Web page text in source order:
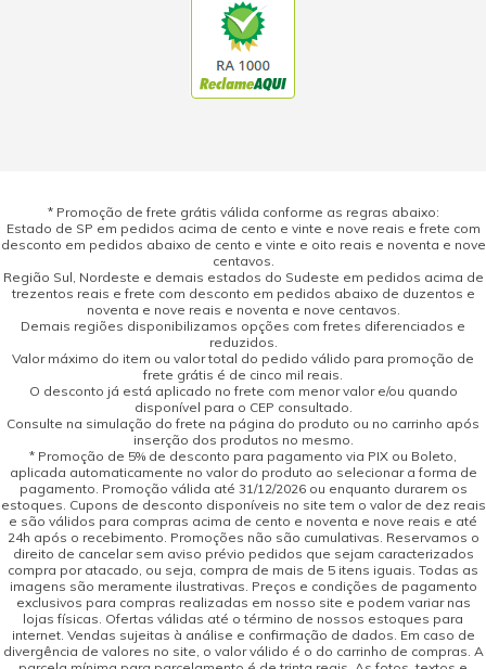
* Promoção de frete grátis válida conforme as regras abaixo:
Estado de SP em pedidos acima de cento e vinte e nove reais e frete com
desconto em pedidos abaixo de cento e vinte e oito reais e noventa e nove
centavos.
Região Sul, Nordeste e demais estados do Sudeste em pedidos acima de
trezentos reais e frete com desconto em pedidos abaixo de duzentos e
noventa e nove reais e noventa e nove centavos.
Demais regiões disponibilizamos opções com fretes diferenciados e
reduzidos.
Valor máximo do item ou valor total do pedido válido para promoção de
frete grátis é de cinco mil reais.
O desconto já está aplicado no frete com menor valor e/ou quando
disponível para o CEP consultado.
Consulte na simulação do frete na página do produto ou no carrinho após
inserção dos produtos no mesmo.
* Promoção de 5% de desconto para pagamento via PIX ou Boleto,
aplicada automaticamente no valor do produto ao selecionar a forma de
pagamento. Promoção válida até 31/12/2026 ou enquanto durarem os
estoques. Cupons de desconto disponíveis no site tem o valor de dez reais
e são válidos para compras acima de cento e noventa e nove reais e até
24h após o recebimento. Promoções não são cumulativas. Reservamos o
direito de cancelar sem aviso prévio pedidos que sejam caracterizados
compra por atacado, ou seja, compra de mais de 5 itens iguais. Todas as
imagens são meramente ilustrativas. Preços e condições de pagamento
exclusivos para compras realizadas em nosso site e podem variar nas
lojas físicas. Ofertas válidas até o término de nossos estoques para
internet. Vendas sujeitas à análise e confirmação de dados. Em caso de
divergência de valores no site, o valor válido é o do carrinho de compras. A